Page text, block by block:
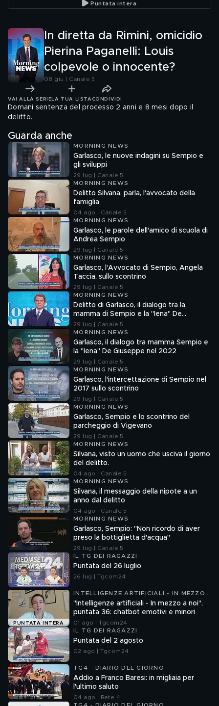
Puntata intera
In diretta da Rimini, omicidio
Pierina Paganelli: Louis
colpevole o innocente?
08 giu | Canale 5
VAI ALLA SERIE LA TUA LISTA CONDIVIDI
Domani sentenza del processo 2 anni e 8 mesi dopo il
delitto.
Guarda anche
MORNING NEWS
Garlasco, le nuove indagini su Sempio e
gli sviluppi
29 lug | Canale 5
MORNING NEWS
Delitto Silvana, parla, l'avvocato della
famiglia
04 ago | Canale 5
MORNING NEWS
Garlasco, le parole dell'amico di scuola di
Andrea Sempio
29 lug | Canale 5
MORNING NEWS
Garlasco, l'Avvocato di Sempio, Angela
Taccia, sullo scontrino
29 lug | Canale 5
MORNING NEWS
Delitto di Garlasco, il dialogo tra la
mamma di Sempio e la "Iena" De
Giuseppe nel 2022
29 lug | Canale 5
MORNING NEWS
Garlasco, il dialogo tra mamma Sempio e
la "Iena" De Giuseppe nel 2022
29 lug | Canale 5
MORNING NEWS
Garlasco, l'intercettazione di Sempio nel
2017 sullo scontrino
29 lug | Canale 5
MORNING NEWS
Garlasco, Sempio e lo scontrino del
parcheggio di Vigevano
29 lug | Canale 5
MORNING NEWS
Silvana, visto un uomo che usciva il giorno
del delitto.
04 ago | Canale 5
MORNING NEWS
Silvana, il messaggio della nipote a un
anno dal delitto
04 ago | Canale 5
MORNING NEWS
Garlasco, Sempio: "Non ricordo di aver
preso la bottiglietta d'acqua"
29 lug | Canale 5
IL TG DEI RAGAZZI
Puntata del 26 luglio
26 lug | Tgcom24
PUNTATA INTERA
INTELLIGENZE ARTIFICIALI - IN MEZZO
A NOI
"Intelligenze artificiali - In mezzo a noi",
puntata 36: chatbot emotivi e minori
01 ago | Tgcom24
IL TG DEI RAGAZZI
Puntata del 2 agosto
02 ago | Tgcom24
TG4 - DIARIO DEL GIORNO
Addio a Franco Baresi: in migliaia per
l'ultimo saluto
04 ago | Rete 4